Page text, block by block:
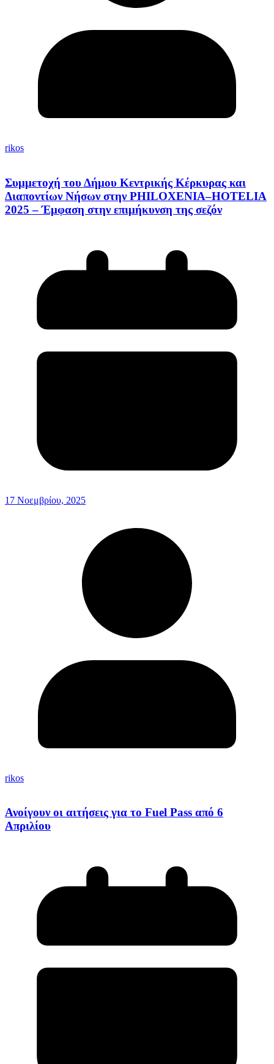
rikos
Συμμετοχή του Δήμου Κεντρικής Κέρκυρας και
Διαποντίων Νήσων στην PHILOXENIA–HOTELIA
2025 – Έμφαση στην επιμήκυνση της σεζόν
17 Νοεμβρίου, 2025
rikos
Ανοίγουν οι αιτήσεις για το Fuel Pass από 6
Απριλίου